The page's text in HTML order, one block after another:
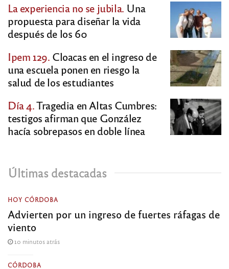
La experiencia no se jubila. Una
propuesta para diseñar la vida
después de los 60
Ipem 129. Cloacas en el ingreso de
una escuela ponen en riesgo la
salud de los estudiantes
Día 4.Tragedia en Altas Cumbres:
testigos afirman que González
hacía sobrepasos en doble línea
Últimas destacadas
HOY CÓRDOBA
Advierten por un ingreso de fuertes ráfagas de
viento
10 minutos atrás
CÓRDOBA